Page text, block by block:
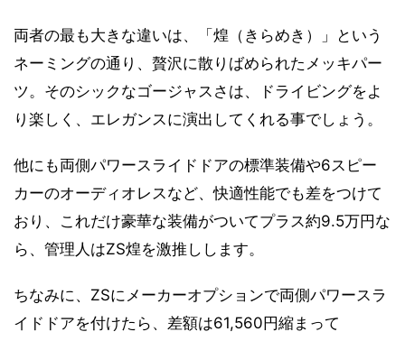
両者の最も大きな違いは、「煌（きらめき）」という
ネーミングの通り、贅沢に散りばめられたメッキパー
ツ。そのシックなゴージャスさは、ドライビングをよ
り楽しく、エレガンスに演出してくれる事でしょう。
他にも両側パワースライドドアの標準装備や6スピー
カーのオーディオレスなど、快適性能でも差をつけて
おり、これだけ豪華な装備がついてプラス約9.5万円な
ら、管理人はZS煌を激推しします。
ちなみに、ZSにメーカーオプションで両側パワースラ
イドドアを付けたら、差額は61,560円縮まって